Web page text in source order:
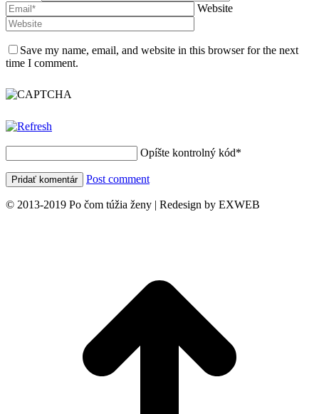
Website
Save my name, email, and website in this browser for the next
time I comment.
Opíšte kontrolný kód*
Post comment
© 2013-2019 Po čom túžia ženy | Redesign by EXWEB